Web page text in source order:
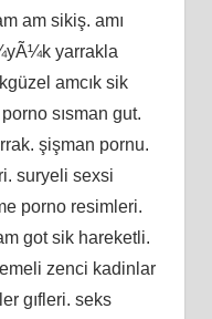
am sikiş. amı
yarrakla
amcık sik
sısman gut.
şişman pornu.
suryeli sexsi
porno resimleri.
got sik hareketli.
zenci kadinlar
gıfleri. seks